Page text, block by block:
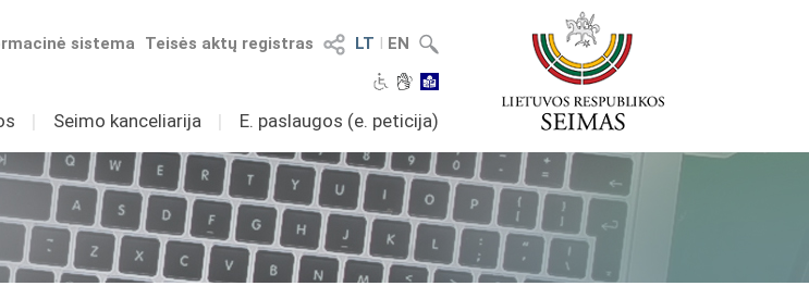
LT I EN
Teisės aktų registras
sistema
I Seimo kanceliarija I E. paslaugos (e. peticija)